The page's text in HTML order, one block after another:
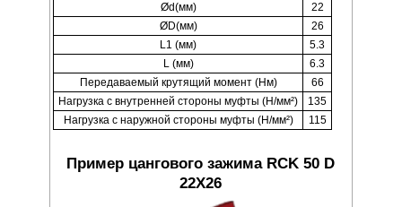
Ød(мм)
22
ØD(мм)
26
L1 (мм)
5.3
L (мм)
6.3
Передаваемый крутящий момент (Нм)
66
Нагрузка с внутренней стороны муфты (Н/мм²)
135
Нагрузка с наружной стороны муфты (Н/мм²)
115
Пример цангового зажима RCK 50 D
22X26